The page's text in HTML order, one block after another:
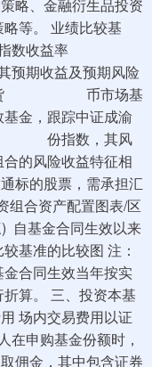
金融衍生品投资
等。 业绩比较基
数收益率
收益及预期风险
金与货 币市场基
金，跟踪中证成渝
份指数，其风
的风险收益特征相
股票，需承担汇
组合资产配置图表/区
自基金合同生效以来
基准的比较图 注：
合同生效当年按实
算。 三、投资本基
场内交易费用以证
在申购基金份额时，
佣金，其中包含证券